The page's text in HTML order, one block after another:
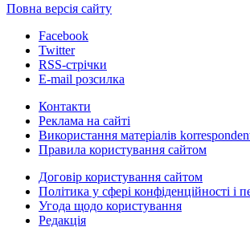
Повна версія сайту
Facebook
Twitter
RSS-стрічки
E-mail розсилка
Контакти
Реклама на сайті
Використання матеріалів
Правила користування сайтом
Договір користування сайтом
Політика у сфері конфіденційності і
Угода щодо користування
Редакція